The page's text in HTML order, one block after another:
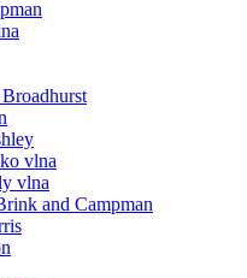
vlna
vlna
and Campman